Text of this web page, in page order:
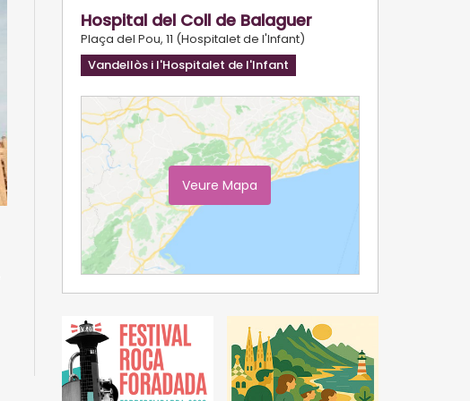
Hospital del Coll de Balaguer
Plaça del Pou, 11 (Hospitalet de l'Infant)
Vandellòs i l'Hospitalet de l'Infant
Veure Mapa